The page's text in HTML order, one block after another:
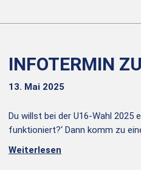
INFOTERMIN
13. Mai 2025
Du willst bei der U16-Wahl 2025
funktioniert?‘ Dann komm zu
Weiterlesen